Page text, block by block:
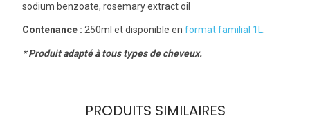
sodium benzoate, rosemary extract oil
Contenance : 250ml et disponible en format familial 1L.
* Produit adapté à tous types de cheveux.
PRODUITS SIMILAIRES